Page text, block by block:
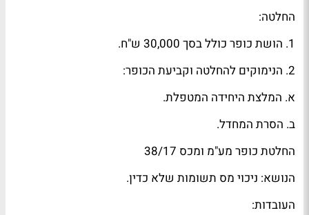
החלטה:
1. הושת כופר כולל בסך 30,000 ש"ח.
2. הנימוקים להחלטה וקביעת הכופר:
א. המלצת היחידה המטפלת.
ב. הסרת המחדל.
החלטת כופר מע"מ ומכס 38/17
הנושא: ניכוי מס תשומות שלא כדין.
העובדות: